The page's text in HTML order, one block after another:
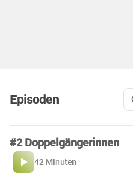
Episoden
#2 Doppelgängerinnen
42 Minuten